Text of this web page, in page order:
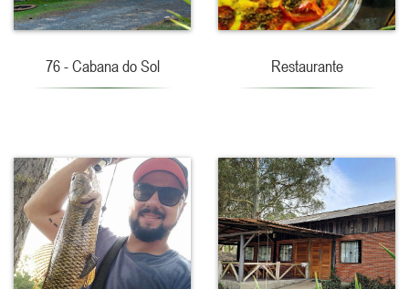
76 - Cabana do Sol Restaurante